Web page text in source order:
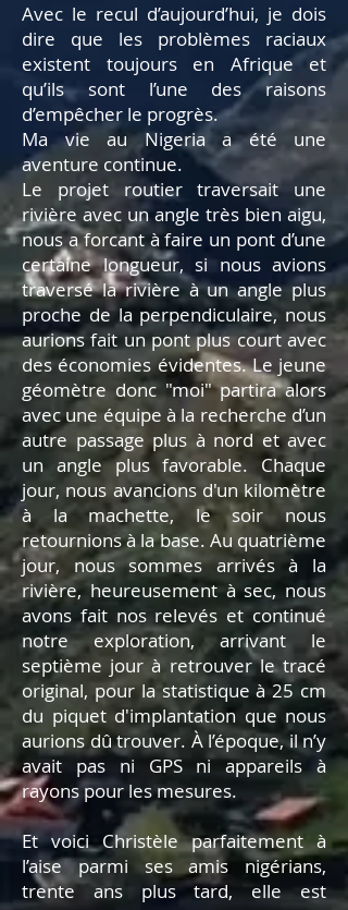
Avec le recul d’aujourd’hui, je dois
dire que les problèmes raciaux
existent toujours en Afrique et
qu’ils sont l’une des raisons
d’empêcher le progrès.
Ma vie au Nigeria a été une
aventure continue.
Le projet routier traversait une
rivière avec un angle très bien aigu,
nous a forcant à faire un pont d’une
certaine longueur, si nous avions
traversé la rivière à un angle plus
proche de la perpendiculaire, nous
aurions fait un pont plus court avec
des économies évidentes. Le jeune
géomètre donc "moi" partira alors
avec une équipe à la recherche d’un
autre passage plus à nord et avec
un angle plus favorable. Chaque
jour, nous avancions d'un kilomètre
à la machette, le soir nous
retournions à la base. Au quatrième
jour, nous sommes arrivés à la
rivière, heureusement à sec, nous
avons fait nos relevés et continué
notre exploration, arrivant le
septième jour à retrouver le tracé
original, pour la statistique à 25 cm
du piquet d'implantation que nous
aurions dû trouver. À l’époque, il n’y
avait pas ni GPS ni appareils à
rayons pour les mesures.
Et voici Christèle parfaitement à
l’aise parmi ses amis nigérians,
trente ans plus tard, elle est